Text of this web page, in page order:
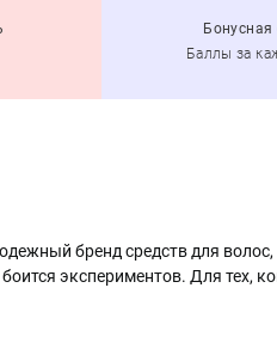
Бонусная
Баллы за
бренд средств для волос,
экспериментов. Для тех,